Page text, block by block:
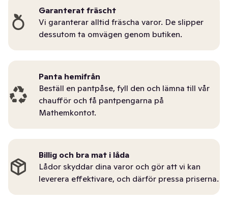
Garanterat fräscht
Vi garanterar alltid fräscha varor. De slipper
dessutom ta omvägen genom butiken.
Panta hemifrån
Beställ en pantpåse, fyll den och lämna till vår
chaufför och få pantpengarna på
Mathemkontot.
Billig och bra mat i låda
Lådor skyddar dina varor och gör att vi kan
leverera effektivare, och därför pressa priserna.